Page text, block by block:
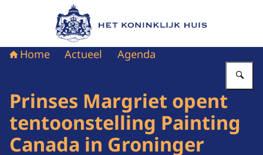
Naar de homepage van Het Koninklijk Huis
Home Actueel Agenda
Prinses Margriet opent
tentoonstelling Painting
Canada in Groninger